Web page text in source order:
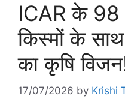
ICAR के
किस्मों के
का कृषि
17/07/2026 by Krishi